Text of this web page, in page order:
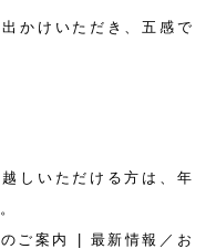
かけいただき、五感で
しいただける方は、年
ご案内 | 最新情報／お